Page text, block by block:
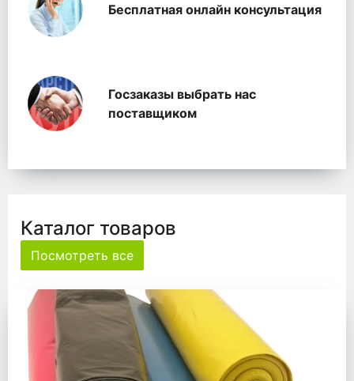
Бесплатная онлайн консультация
Госзаказы выбрать нас
поставщиком
Каталог товаров
Посмотреть все